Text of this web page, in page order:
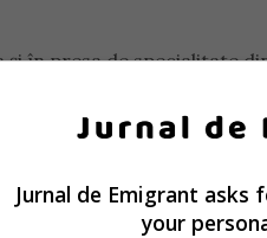
în presa de specialitate
mai importante publicații
Jurnal de Emigrant asks
your